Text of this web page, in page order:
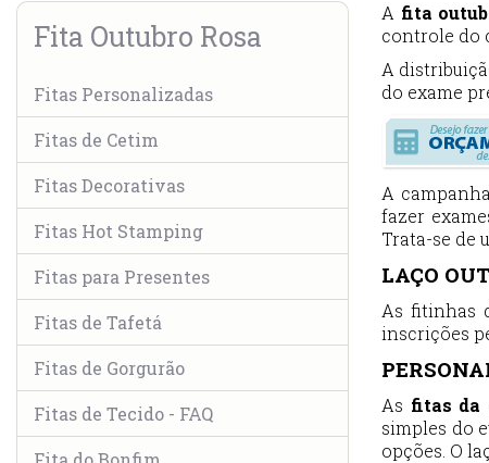
A fita
controle do
A
do exame
A
fazer
Trata-se de
LAÇO
As fitinhas
inscrições
As fitas da
simples do
opções. O
Fita Outubro Rosa
Fitas Personalizadas
Fitas de Cetim
Fitas Decorativas
Fitas Hot Stamping
Fitas para Presentes
Fitas de Tafetá
Fitas de Gorgurão
Fitas de Tecido - FAQ